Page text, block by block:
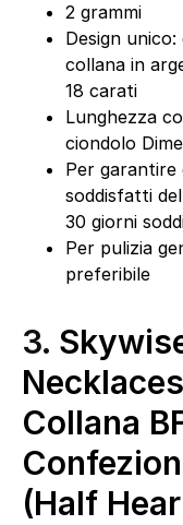
2 grammi
Design
collana in
18 carati
Lunghezza
ciondolo
Per
soddisfatti
30 giorni
Per pulizia
preferibile
3.
Collana
(Half